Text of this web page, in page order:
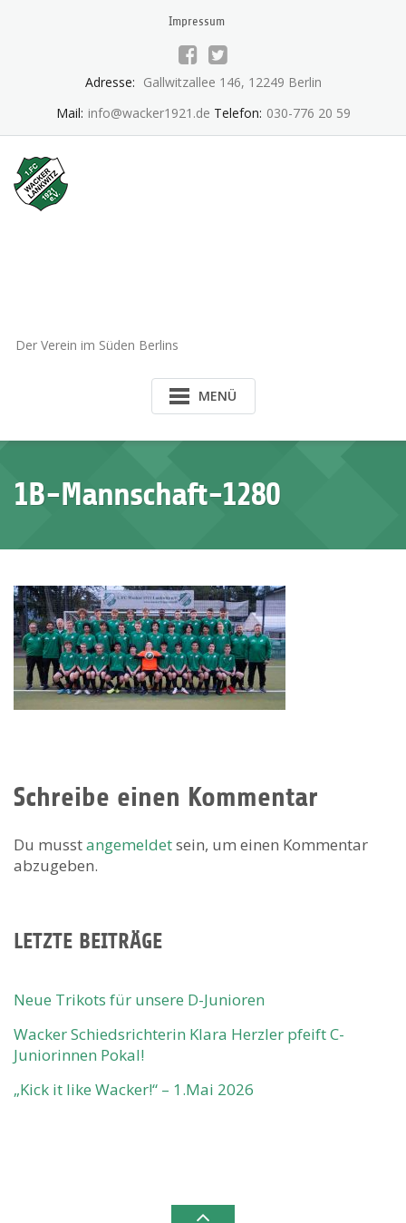
Impressum
Adresse: Gallwitzallee 146, 12249 Berlin
Mail: info@wacker1921.de Telefon: 030-776 20 59
Der Verein im Süden Berlins
MENÜ
1B-Mannschaft-1280
Schreibe einen Kommentar
Du musstangemeldetsein, um einen Kommentar
abzugeben.
LETZTE BEITRÄGE
Neue Trikots für unsere D-Junioren
Wacker Schiedsrichterin Klara Herzler pfeift C-
Juniorinnen Pokal!
„Kick it like Wacker!“ – 1.Mai 2026